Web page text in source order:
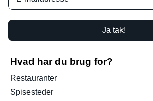
Ja tak!
Hvad har du brug for?
Restauranter
Spisesteder